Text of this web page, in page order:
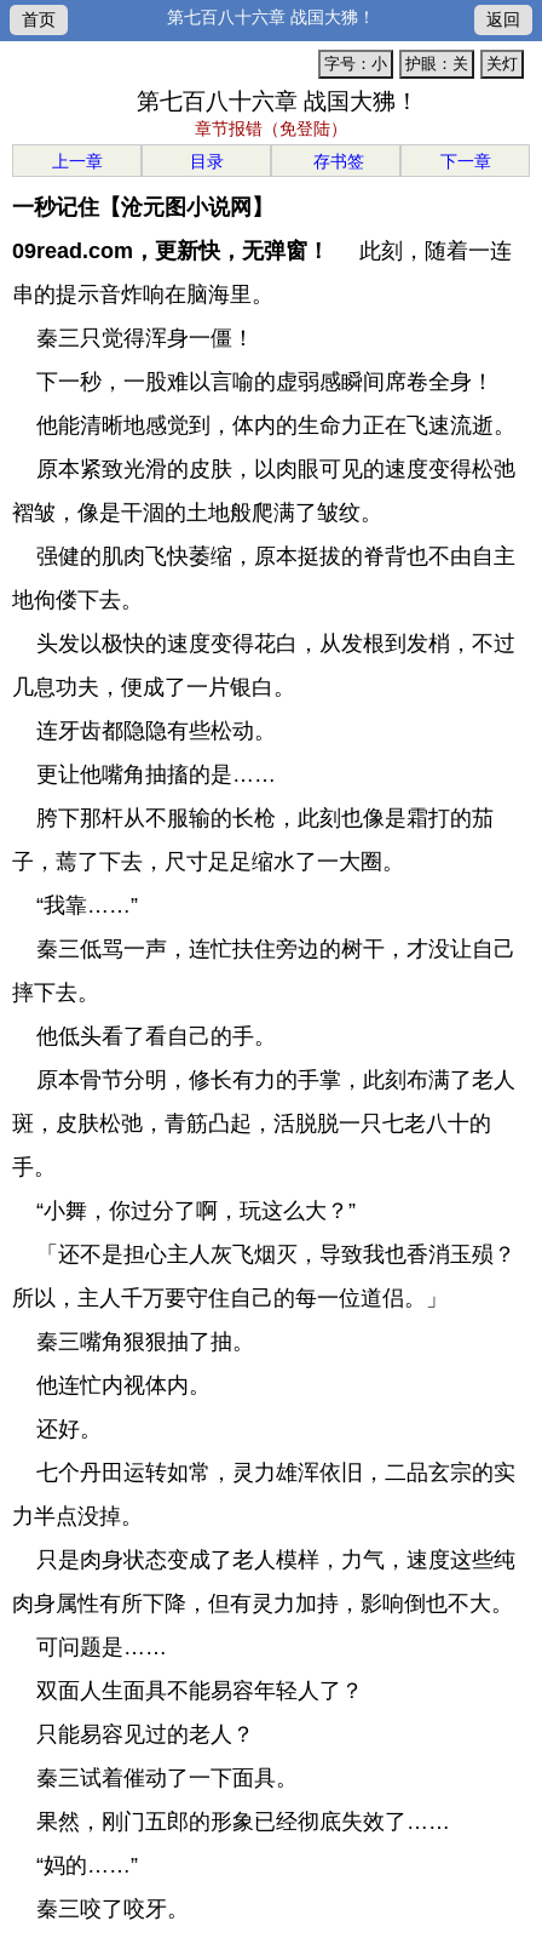
首页 第七百八十六章 战国大狒！ 返回
关灯
护眼：关
字号：小
第七百八十六章 战国大狒！
章节报错（免登陆）
上一章
目录 存书签 下一章
一秒记住【沧元图小说网】
09read.com，更新快，无弹窗！
此刻，随着一连
串的提示音炸响在脑海里。
秦三只觉得浑身一僵！
下一秒，一股难以言喻的虚弱感瞬间席卷全身！
他能清晰地感觉到，体内的生命力正在飞速流逝。
原本紧致光滑的皮肤，以肉眼可见的速度变得松弛
褶皱，像是干涸的土地般爬满了皱纹。
强健的肌肉飞快萎缩，原本挺拔的脊背也不由自主
地佝偻下去。
头发以极快的速度变得花白，从发根到发梢，不过
几息功夫，便成了一片银白。
连牙齿都隐隐有些松动。
更让他嘴角抽搐的是……
胯下那杆从不服输的长枪，此刻也像是霜打的茄
子，蔫了下去，尺寸足足缩水了一大圈。
“我靠……”
秦三低骂一声，连忙扶住旁边的树干，才没让自己
摔下去。
他低头看了看自己的手。
原本骨节分明，修长有力的手掌，此刻布满了老人
斑，皮肤松弛，青筋凸起，活脱脱一只七老八十的
手。
“小舞，你过分了啊，玩这么大？”
「还不是担心主人灰飞烟灭，导致我也香消玉殒？
所以，主人千万要守住自己的每一位道侣。」
秦三嘴角狠狠抽了抽。
他连忙内视体内。
还好。
七个丹田运转如常，灵力雄浑依旧，二品玄宗的实
力半点没掉。
只是肉身状态变成了老人模样，力气，速度这些纯
肉身属性有所下降，但有灵力加持，影响倒也不大。
可问题是……
双面人生面具不能易容年轻人了？
只能易容见过的老人？
秦三试着催动了一下面具。
果然，刚门五郎的形象已经彻底失效了……
“妈的……”
秦三咬了咬牙。